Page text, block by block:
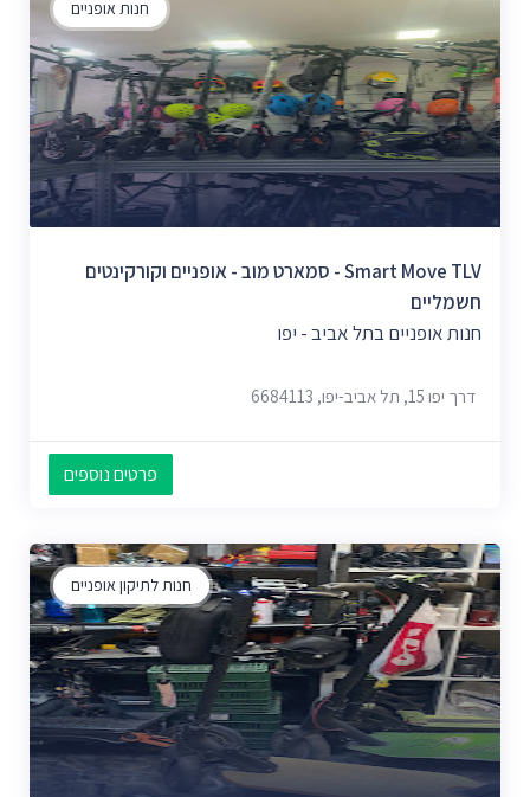
חנות אופניים
Smart Move TLV - סמארט מוב - אופניים וקורקינטים
חשמליים
חנות אופניים בתל אביב - יפו
דרך יפו 15, תל אביב-יפו, 6684113
פרטים נוספים
חנות לתיקון אופניים